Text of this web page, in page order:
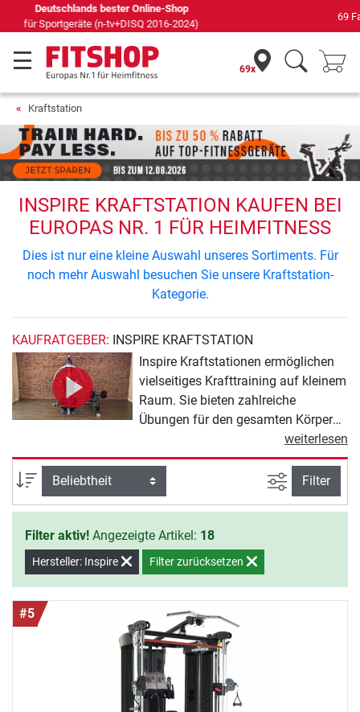
69 Fachmärkte vor Ort mit 75 eigenen Servicetechnikern
69x
Kraftstation
INSPIRE KRAFTSTATION KAUFEN BEI
EUROPAS NR. 1 FÜR HEIMFITNESS
Dies ist nur eine kleine Auswahl unseres Sortiments. Für
noch mehr Auswahl besuchen Sie unsere Kraftstation-
Kategorie.
KAUFRATGEBER: INSPIRE KRAFTSTATION
Inspire Kraftstationen ermöglichen
vielseitiges Krafttraining auf kleinem
Raum. Sie bieten zahlreiche
Übungen für den gesamten Körper
und überzeugen durch ihre robuste
Bauweise und individuelle
Erweiterungsmöglichkeiten. Mit
Stationen wie der Inspire
Kraftstation M5 können Sie geführte
und freie Übungen durchführen.
weiterlesen
Sortierung Ansicht
Filter
Filter aktiv! Angezeigte Artikel: 18
Hersteller: Inspire Filter zurücksetzen
#5